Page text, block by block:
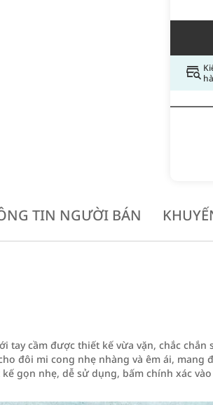
TIN NGƯỜI BÁN
tay cầm được thiết kế vừa vặn, chắc
đôi mi cong nhẹ nhàng và êm ái, mang
gọn nhẹ, dễ sử dụng, bấm chính xác